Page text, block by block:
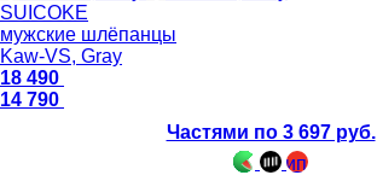
SUICOKE
мужские шлёпанцы
Kaw-VS, Gray
18 490
14 790
Частями по 3 697 руб.